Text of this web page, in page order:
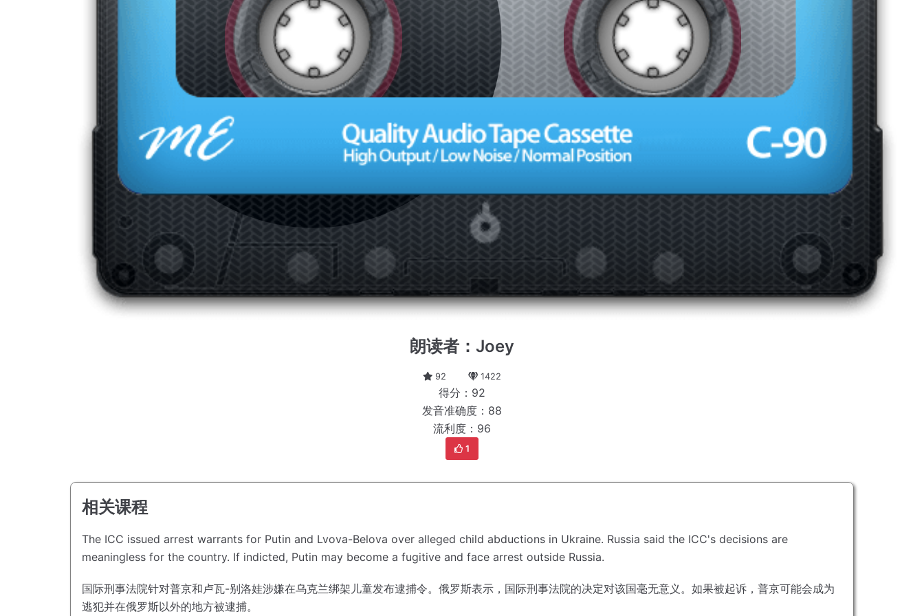
朗读者：Joey
92 1422
得分：92
发音准确度：88
流利度：96
1
相关课程
The ICC issued arrest warrants for Putin and Lvova-Belova over alleged child abductions in Ukraine. Russia said the ICC's decisions are
meaningless for the country. If indicted, Putin may become a fugitive and face arrest outside Russia.
国际刑事法院针对普京和卢瓦-别洛娃涉嫌在乌克兰绑架儿童发布逮捕令。 俄罗斯表示，国际刑事法院的决定对该国毫无意义。 如果被起诉，普京可能会成为
逃犯并在俄罗斯以外的地方被逮捕。